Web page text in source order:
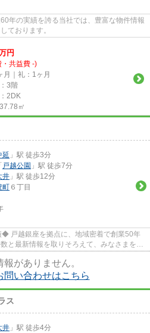
年の実績を誇る当社では、豊富な物件情報
ております。
円
・共益費 -)
月｜礼：1ヶ月
3階
2DK
㎡
延 」駅 徒歩3分
戸越公園 」駅 徒歩7分
井 」駅 徒歩12分
町 ６丁目
戸越銀座を拠点に、地域密着で創業50年
と最新情報を取りそろえて、みなさまをお
がありません。
問い合わせはこちら
ス
井 」駅 徒歩4分